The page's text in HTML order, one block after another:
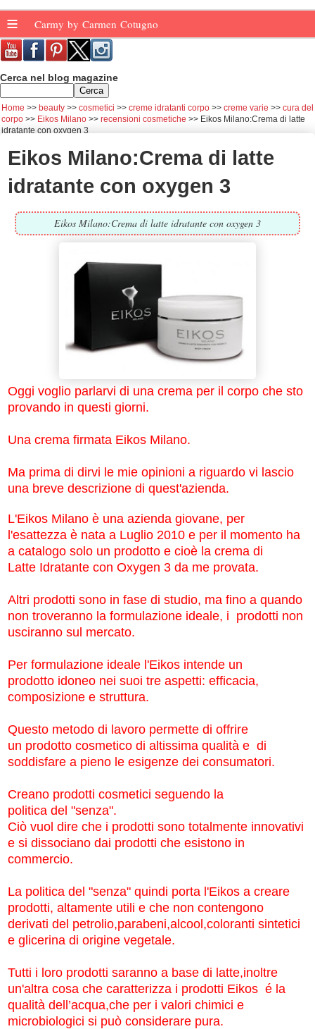
≡ Carmy by Carmen Cotugno
Cerca nel blog magazine
Home beauty cosmetici creme idratanti corpo creme varie
cura del
corpo
Eikos Milano recensioni cosmetiche
Eikos Milano:Crema di latte
idratante con oxygen 3
Eikos Milano:Crema di latte
idratante con oxygen 3
Eikos Milano:Crema di latte idratante con oxygen 3
Oggi voglio parlarvi di una crema per il corpo che sto
provando in questi giorni.
Una crema firmata Eikos Milano.
Ma prima di dirvi le mie opinioni a riguardo vi lascio
una breve descrizione di quest'azienda.
L'Eikos Milano è una azienda giovane, per
l'esattezza è nata a Luglio 2010 e per il momento ha
a catalogo solo un prodotto e cioè la crema di
Latte Idratante con Oxygen 3 da me provata.
Altri prodotti sono in fase di studio, ma fino a quando
non troveranno la formulazione ideale, i prodotti non
usciranno sul mercato.
Per formulazione ideale l'Eikos intende un
prodotto idoneo nei suoi tre aspetti: efficacia,
composizione e struttura.
Questo metodo di lavoro permette di offrire
un prodotto cosmetico di altissima qualità e di
soddisfare a pieno le esigenze dei consumatori.
Creano prodotti cosmetici seguendo la
politica del "senza".
Ciò vuol dire che i prodotti sono totalmente innovativi
e si dissociano dai prodotti che esistono in
commercio.
La politica del "senza" quindi porta l'Eikos a creare
prodotti, altamente utili e che non contengono
derivati del petrolio,parabeni,alcool,coloranti sintetici
e glicerina di origine vegetale.
Tutti i loro prodotti saranno a base di latte,inoltre
un'altra cosa che caratterizza i prodotti Eikos é la
qualità dell’acqua,che per i valori chimici e
microbiologici si può considerare pura.